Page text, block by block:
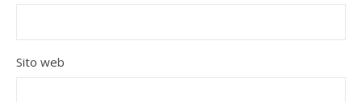
Sito web